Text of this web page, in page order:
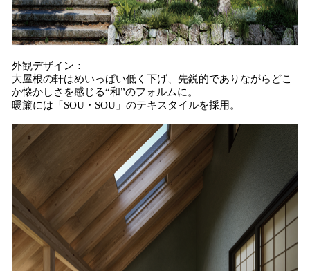
外観デザイン：
大屋根の軒はめいっぱい低く下げ、先鋭的でありながらどこ
か懐かしさを感じる“和”のフォルムに。
暖簾には「SOU・SOU」のテキスタイルを採用。